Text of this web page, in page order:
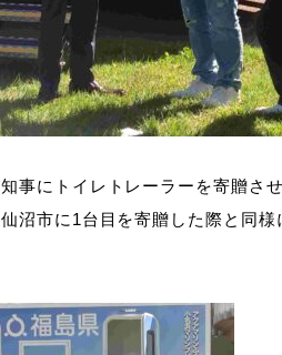
事にトイレトレーラーを寄贈さ
沼市に1台目を寄贈した際と同